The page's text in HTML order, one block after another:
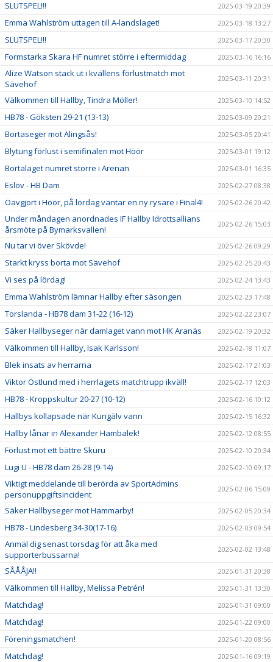
SLUTSPEL!!! 2025-03-19 20:39
Emma Wahlström uttagen till A-landslaget! 2025-03-18 13:27
SLUTSPEL!!! 2025-03-17 20:30
Formstarka Skara HF numret större i eftermiddag 2025-03-16 16:16
Alize Watson stack ut i kvällens förlustmatch mot
Sävehof
2025-03-11 20:31
Välkommen till Hallby, Tindra Möller! 2025-03-10 14:52
HB78 - Göksten 29-21 (13-13) 2025-03-09 20:21
Bortaseger mot Alingsås! 2025-03-05 20:41
Blytung förlust i semifinalen mot Höör 2025-03-01 19:12
Bortalaget numret större i Arenan 2025-03-01 16:35
Eslöv - HB Dam 2025-02-27 08:38
Oavgjort i Höör, på lördag väntar en ny rysare i Final4! 2025-02-26 20:42
Under måndagen anordnades IF Hallby Idrottsallians
årsmöte på Bymarksvallen!
2025-02-26 15:03
Nu tar vi över Skövde! 2025-02-26 09:29
Starkt kryss borta mot Sävehof 2025-02-25 20:43
Vi ses på lördag! 2025-02-24 13:43
Emma Wahlström lämnar Hallby efter säsongen 2025-02-23 17:48
Torslanda - HB78 dam 31-22 (16-12) 2025-02-22 23:07
Säker Hallbyseger när damlaget vann mot HK Aranäs 2025-02-19 20:32
Välkommen till Hallby, Isak Karlsson! 2025-02-18 11:07
Blek insats av herrarna 2025-02-17 21:03
Viktor Östlund med i herrlagets matchtrupp ikväll! 2025-02-17 12:03
HB78 - Kroppskultur 20-27 (10-12) 2025-02-16 10:12
Hallbys kollapsade när Kungälv vann 2025-02-15 16:32
Hallby lånar in Alexander Hambalek! 2025-02-12 08:55
Förlust mot ett bättre Skuru 2025-02-10 20:34
Lugi U - HB78 dam 26-28 (9-14) 2025-02-10 09:17
Viktigt meddelande till berörda av SportAdmins
personuppgiftsincident
2025-02-06 15:09
Säker Hallbyseger mot Hammarby! 2025-02-05 20:34
HB78 - Lindesberg 34-30(17-16) 2025-02-03 09:54
Anmäl dig senast torsdag för att åka med
supporterbussarna!
2025-02-02 13:48
SÅÅÅJA!! 2025-01-31 20:38
Välkommen till Hallby, Melissa Petrén! 2025-01-31 13:30
Matchdag! 2025-01-31 09:00
Matchdag! 2025-01-22 09:00
Föreningsmatchen! 2025-01-20 08:56
Matchdag! 2025-01-16 09:19